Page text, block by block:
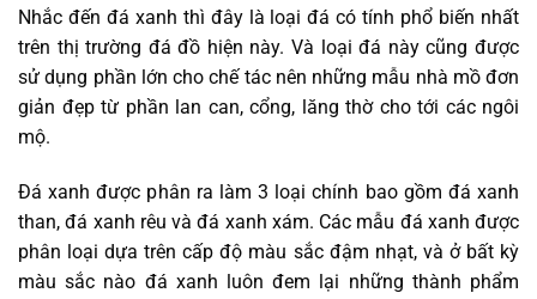
Nhắc đến đá xanh thì đây là loại đá có tính phổ biến nhất
trên thị trường đá đồ hiện này. Và loại đá này cũng được
sử dụng phần lớn cho chế tác nên những mẫu nhà mồ đơn
giản đẹp từ phần lan can, cổng, lăng thờ cho tới các ngôi
mộ.
Đá xanh được phân ra làm 3 loại chính bao gồm đá xanh
than, đá xanh rêu và đá xanh xám. Các mẫu đá xanh được
phân loại dựa trên cấp độ màu sắc đậm nhạt, và ở bất kỳ
màu sắc nào đá xanh luôn đem lại những thành phẩm